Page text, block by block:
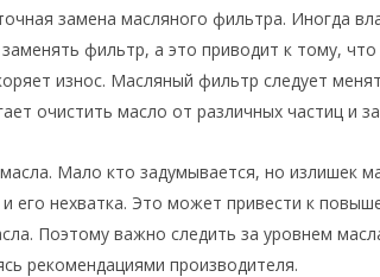
замена масляного фильтра. Иногда
фильтр, а это приводит к тому, что
износ. Масляный фильтр следует
очистить масло от различных частиц и
Мало кто задумывается, но излишек
его нехватка. Это может привести к
Поэтому важно следить за уровнем
рекомендациями производителя.